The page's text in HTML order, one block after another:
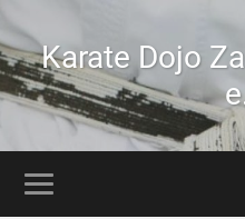
Karate Dojo